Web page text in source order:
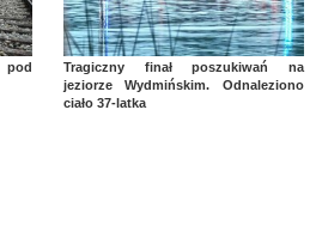
pod
Tragiczny finał poszukiwań na
jeziorze Wydmińskim. Odnaleziono
ciało 37-latka